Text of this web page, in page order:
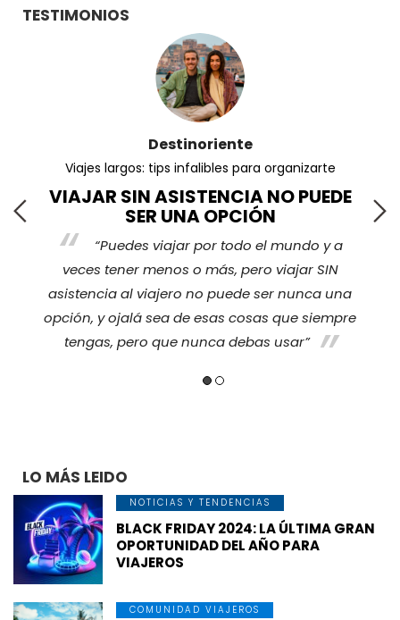
TESTIMONIOS
Destinoriente
Viajes largos: tips infalibles para organizarte
VIAJAR SIN ASISTENCIA NO PUEDE
SER UNA OPCIÓN
“Puedes viajar por todo el mundo y a
veces tener menos o más, pero viajar SIN
asistencia al viajero no puede ser nunca una
opción, y ojalá sea de esas cosas que siempre
tengas, pero que nunca debas usar”
LO MÁS LEIDO
NOTICIAS Y TENDENCIAS
BLACK FRIDAY 2024: LA ÚLTIMA GRAN
OPORTUNIDAD DEL AÑO PARA
VIAJEROS
COMUNIDAD VIAJEROS